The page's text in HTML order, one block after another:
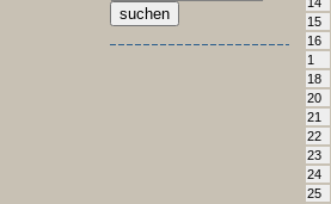
15
16
1
18
20
21
22
23
24
25